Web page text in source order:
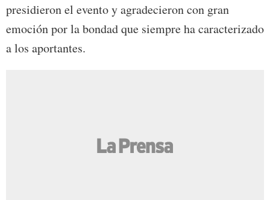
presidieron el evento y agradecieron con gran
emoción por la bondad que siempre ha caracterizado
a los aportantes.